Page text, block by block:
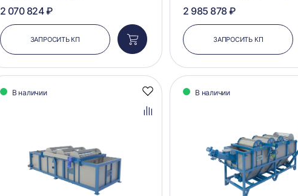
2 070 824 ₽
ЗАПРОСИТЬ КП
Добавить
в
корзину
2 985 878 ₽
ЗАПРОСИТЬ КП
В наличии
Добавить
Добавить
В наличии